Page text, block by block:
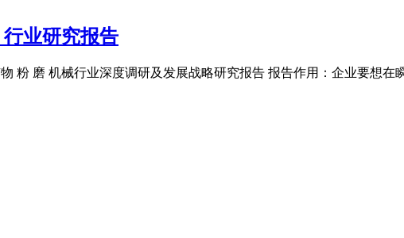
业研究报告
粉 磨 机械行业深度调研及发展战略研究报告 报告作用：企业要想